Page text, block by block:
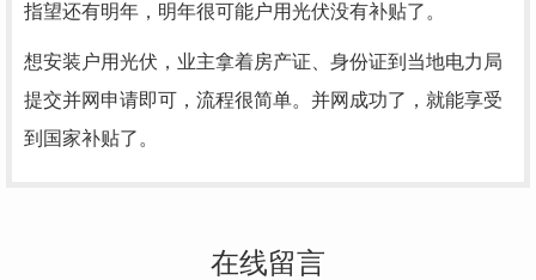
指望还有明年，明年很可能户用光伏没有补贴了。
想安装户用光伏，业主拿着房产证、身份证到当地电力局
提交并网申请即可，流程很简单。并网成功了，就能享受
到国家补贴了。
在线留言